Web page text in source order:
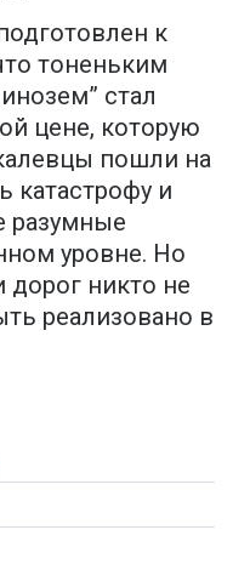
к
тоненьким
стал
цене, которую
пошли на
катастрофу и
разумные
уровне. Но
никто не
реализовано в